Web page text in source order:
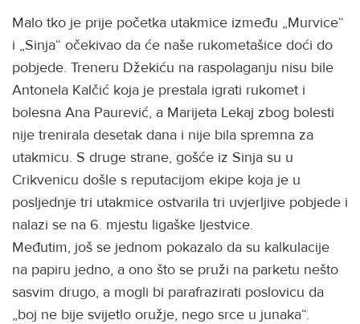
Malo tko je prije početka utakmice između „Murvice“
i „Sinja“ očekivao da će naše rukometašice doći do
pobjede. Treneru Džekiću na raspolaganju nisu bile
Antonela Kalčić koja je prestala igrati rukomet i
bolesna Ana Paurević, a Marijeta Lekaj zbog bolesti
nije trenirala desetak dana i nije bila spremna za
utakmicu. S druge strane, gošće iz Sinja su u
Crikvenicu došle s reputacijom ekipe koja je u
posljednje tri utakmice ostvarila tri uvjerljive pobjede i
nalazi se na 6. mjestu ligaške ljestvice.
Međutim, još se jednom pokazalo da su kalkulacije
na papiru jedno, a ono što se pruži na parketu nešto
sasvim drugo, a mogli bi parafrazirati poslovicu da
„boj ne bije svijetlo oružje, nego srce u junaka“.